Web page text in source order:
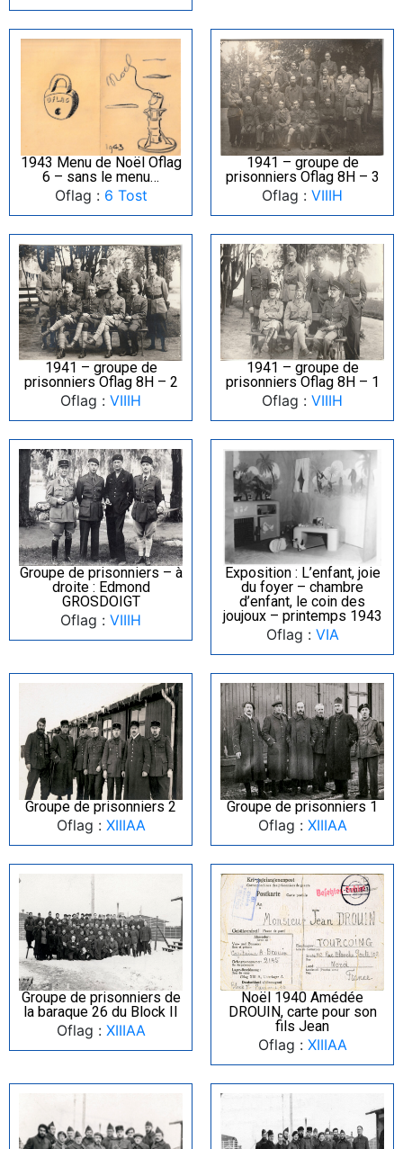
1943 Menu de Noël Oflag
6 – sans le menu…
Oflag : 6 Tost
1941 – groupe de
prisonniers Oflag 8H – 3
Oflag : VIIIH
1941 – groupe de
prisonniers Oflag 8H – 2
Oflag : VIIIH
1941 – groupe de
prisonniers Oflag 8H – 1
Oflag : VIIIH
Groupe de prisonniers – à
droite : Edmond
GROSDOIGT
Oflag : VIIIH
Exposition : L’enfant, joie
du foyer – chambre
d’enfant, le coin des
joujoux – printemps 1943
Oflag : VIA
Groupe de prisonniers 2
Oflag : XIIIAA
Groupe de prisonniers 1
Oflag : XIIIAA
Groupe de prisonniers de
la baraque 26 du Block II
Oflag : XIIIAA
Noël 1940 Amédée
DROUIN, carte pour son
fils Jean
Oflag : XIIIAA